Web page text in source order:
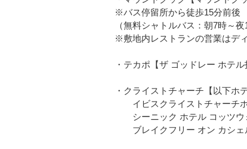
※バス停留所から徒歩15分前後
（無料シャトルバス：朝7時～
※敷地内レストランの営業はデ
・テカポ【ザ ゴッドレー ホ
・クライストチャーチ【以
イビスクライストチャーチ
シーニック ホテル コッツウ
ブレイクフリー オン カシェ